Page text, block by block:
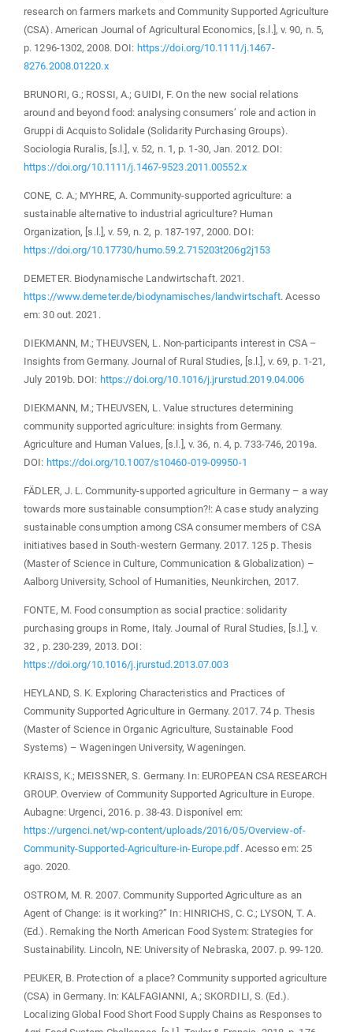
research on farmers markets and Community Supported Agriculture
(CSA). American Journal of Agricultural Economics, [s.l.], v. 90, n. 5,
p. 1296-1302, 2008. DOI: https://doi.org/10.1111/j.1467-
8276.2008.01220.x
BRUNORI, G.; ROSSI, A.; GUIDI, F. On the new social relations
around and beyond food: analysing consumers’ role and action in
Gruppi di Acquisto Solidale (Solidarity Purchasing Groups).
Sociologia Ruralis, [s.l.], v. 52, n. 1, p. 1-30, Jan. 2012. DOI:
https://doi.org/10.1111/j.1467-9523.2011.00552.x
CONE, C. A.; MYHRE, A. Community-supported agriculture: a
sustainable alternative to industrial agriculture? Human
Organization, [s.l.], v. 59, n. 2, p. 187-197, 2000. DOI:
https://doi.org/10.17730/humo.59.2.715203t206g2j153
DEMETER. Biodynamische Landwirtschaft. 2021.
https://www.demeter.de/biodynamisches/landwirtschaft. Acesso
em: 30 out. 2021.
DIEKMANN, M.; THEUVSEN, L. Non-participants interest in CSA –
Insights from Germany. Journal of Rural Studies, [s.l.], v. 69, p. 1-21,
July 2019b. DOI: https://doi.org/10.1016/j.jrurstud.2019.04.006
DIEKMANN, M.; THEUVSEN, L. Value structures determining
community supported agriculture: insights from Germany.
Agriculture and Human Values, [s.l.], v. 36, n. 4, p. 733-746, 2019a.
DOI: https://doi.org/10.1007/s10460-019-09950-1
FÄDLER, J. L. Community-supported agriculture in Germany – a way
towards more sustainable consumption?!: A case study analyzing
sustainable consumption among CSA consumer members of CSA
initiatives based in South-western Germany. 2017. 125 p. Thesis
(Master of Science in Culture, Communication & Globalization) –
Aalborg University, School of Humanities, Neunkirchen, 2017.
FONTE, M. Food consumption as social practice: solidarity
purchasing groups in Rome, Italy. Journal of Rural Studies, [s.l.], v.
32 , p. 230-239, 2013. DOI:
https://doi.org/10.1016/j.jrurstud.2013.07.003
HEYLAND, S. K. Exploring Characteristics and Practices of
Community Supported Agriculture in Germany. 2017. 74 p. Thesis
(Master of Science in Organic Agriculture, Sustainable Food
Systems) – Wageningen University, Wageningen.
KRAISS, K.; MEISSNER, S. Germany. In: EUROPEAN CSA RESEARCH
GROUP. Overview of Community Supported Agriculture in Europe.
Aubagne: Urgenci, 2016. p. 38-43. Disponível em:
https://urgenci.net/wp-content/uploads/2016/05/Overview-of-
Community-Supported-Agriculture-in-Europe.pdf. Acesso em: 25
ago. 2020.
OSTROM, M. R. 2007. Community Supported Agriculture as an
Agent of Change: is it working?” In: HINRICHS, C. C.; LYSON, T. A.
(Ed.). Remaking the North American Food System: Strategies for
Sustainability. Lincoln, NE: University of Nebraska, 2007. p. 99-120.
PEUKER, B. Protection of a place? Community supported agriculture
(CSA) in Germany. In: KALFAGIANNI, A.; SKORDILI, S. (Ed.).
Localizing Global Food Short Food Supply Chains as Responses to